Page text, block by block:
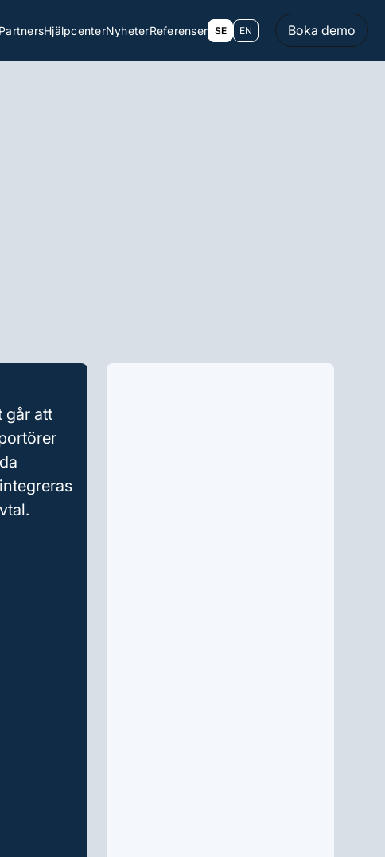
PartnersHjälpcenterNyheterReferenser SE EN Boka demo
går att